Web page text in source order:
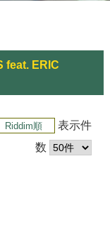
feat. ERIC
Riddim順
表示件
数